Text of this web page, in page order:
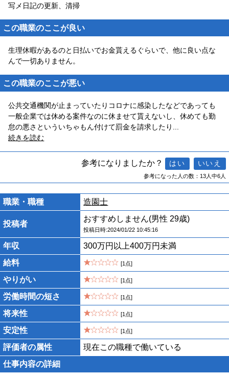
写メ日記の更新、清掃
この職業のここが良い
生理休暇があるのと日払いでお金貰えるぐらいで、他に良い点な
んで一切ありません。
この職業のここが悪い
公共交通機関が止まっていたりコロナに感染したなどであっても
一般企業では休める案件なのに休ませて貰えないし、休めても勤
怠の悪さといういちゃもん付けて罰金を請求したり ...
続きを読む
参考になりましたか？
参考になった人の数：13人中6人
職業・職種 造園士
投稿者
おすすめしません(男性 29歳)
投稿日時:2024/01/22 10:45:16
年収
300万円以上400万円未満
給料
[1点]
やりがい [1点]
労働時間の短さ [1点]
将来性 [1点]
安定性 [1点]
評価者の属性
現在この職種で働いている
仕事内容の詳細